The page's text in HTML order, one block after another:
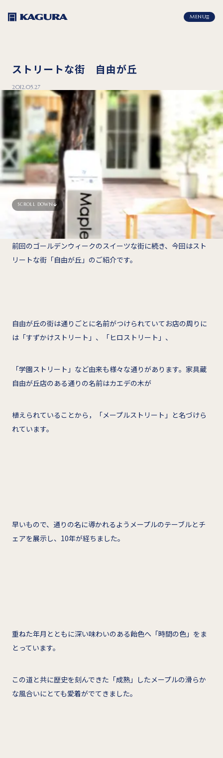
MENU
ストリートな街 自由が丘
2012.05.27
SCROLL DOWN
前回のゴールデンウィークのスイーツな街に続き、今回はスト
リートな街「自由が丘」のご紹介です。
自由が丘の街は通りごとに名前がつけられていてお店の周りに
は「すずかけストリート」、「ヒロストリート」、
「学園ストリート」など由来も様々な通りがあります。家具蔵
自由が丘店のある通りの名前はカエデの木が
植えられていることから，「メープルストリート」と名づけら
れています。
早いもので、通りの名に導かれるようメープルのテーブルとチ
ェアを展示し、10年が経ちました。
重ねた年月とともに深い味わいのある飴色へ「時間の色」をま
とっています。
この道と共に歴史を刻んできた「成熟」したメープルの滑らか
な風合いにとても愛着がでてきました。